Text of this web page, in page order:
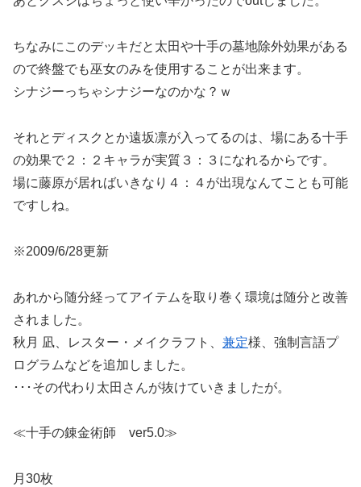
ちなみにこのデッキだと太田や十手の墓地除外効果がある
ので終盤でも巫女のみを使用することが出来ます。
シナジーっちゃシナジーなのかな？ｗ
それとディスクとか遠坂凛が入ってるのは、場にある十手
の効果で２：２キャラが実質３：３になれるからです。
場に藤原が居ればいきなり４：４が出現なんてことも可能
ですしね。
※2009/6/28更新
あれから随分経ってアイテムを取り巻く環境は随分と改善
されました。
秋月 凪、レスター・メイクラフト、 兼定様、強制言語プ
ログラムなどを追加しました。
･･･その代わり太田さんが抜けていきましたが。
≪十手の錬金術師 ver5.0≫
月30枚